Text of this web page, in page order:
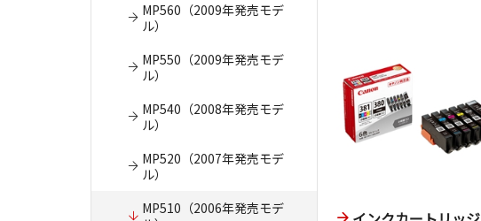
MP560（2009年発売モデ
ル）
MP550（2009年発売モデ
ル）
MP540（2008年発売モデ
ル）
MP520（2007年発売モデ
ル）
MP510（2006年発売モデ